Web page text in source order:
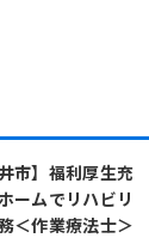
市】福利厚生充
ームでリハビリ
＜作業療法士＞